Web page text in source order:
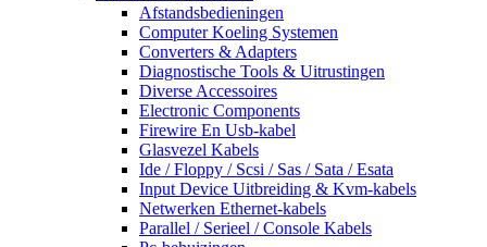
Afstandsbedieningen
Computer Koeling Systemen
Converters & Adapters
Diagnostische Tools & Uitrustingen
Diverse Accessoires
Electronic Components
Firewire En Usb-kabel
Glasvezel Kabels
Ide / Floppy / Scsi / Sas / Sata / Esata
Input Device Uitbreiding & Kvm-kabels
Netwerken Ethernet-kabels
Parallel / Serieel / Console Kabels